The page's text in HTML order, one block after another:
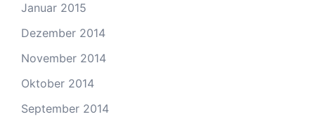
Januar 2015
Dezember 2014
November 2014
Oktober 2014
September 2014